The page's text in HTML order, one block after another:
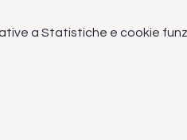
a terra e in sospensione
a Statistiche e cookie